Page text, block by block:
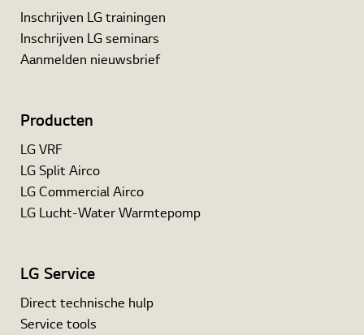
Inschrijven LG trainingen
Inschrijven LG seminars
Aanmelden nieuwsbrief
Producten
LG VRF
LG Split Airco
LG Commercial Airco
LG Lucht-Water Warmtepomp
LG Service
Direct technische hulp
Service tools